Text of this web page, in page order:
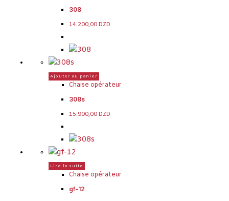
308
14.200,00 DZD
Ajouter au panier
Chaise opérateur
308s
15.900,00 DZD
Lire la suite
Chaise opérateur
gf-12